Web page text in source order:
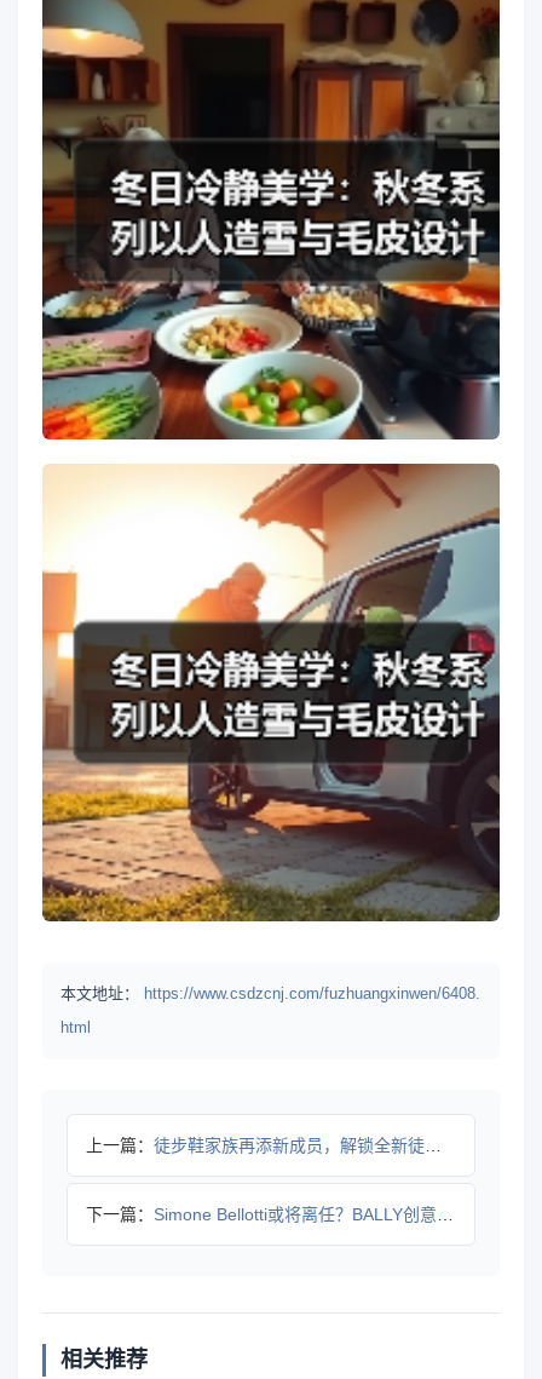
本文地址：
https://www.csdzcnj.com/fuzhuangxinwen/6408.
html
上一篇： 徒步鞋家族再添新成员，解锁全新徒步体验
下一篇： Simone Bellotti或将离任？BALLY创意总监变
相关推荐